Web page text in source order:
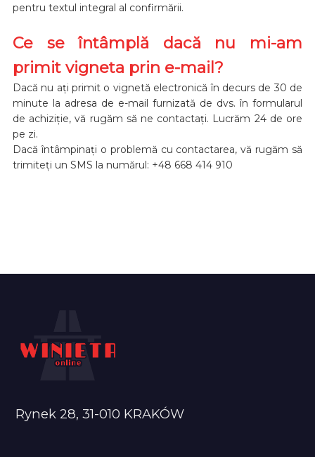
pentru textul integral al confirmării.
Ce se întâmplă dacă nu mi-am
primit vigneta prin e-mail?
Dacă nu ați primit o vignetă electronică în decurs de 30 de
minute la adresa de e-mail furnizată de dvs. în formularul
de achiziție, vă rugăm să ne contactați. Lucrăm 24 de ore
pe zi.
Dacă întâmpinați o problemă cu contactarea, vă rugăm să
trimiteți un SMS la numărul: +48 668 414 910
Rynek 28, 31-010 KRAKÓW